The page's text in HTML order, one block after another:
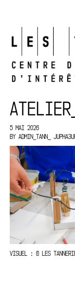
5 MAI 2026
BY ADMIN_TANN_
VISUEL : © LES